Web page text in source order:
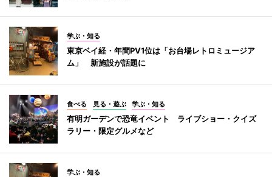
学ぶ・知る
東京ベイ経・年間PV1位は「お台場レトロミュージア
ム」 新施設が話題に
食べる 見る・遊ぶ 学ぶ・知る
有明ガーデンで恐竜イベント ライブショー・クイズ
ラリー・限定グルメなど
学ぶ・知る